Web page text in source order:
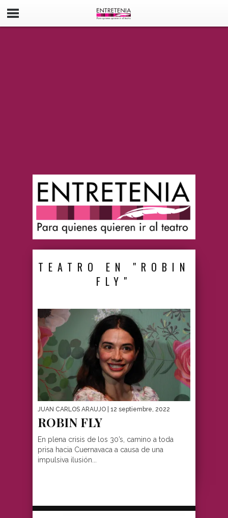
TEATRO EN "ROBIN
FLY"
JUAN CARLOS ARAUJO | 12 septiembre, 2022
ROBIN FLY
En plena crisis de los 30’s, camino a toda
prisa hacia Cuernavaca a causa de una
impulsiva ilusión...